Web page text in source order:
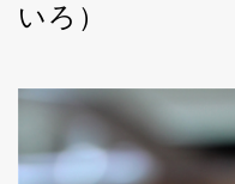
いろ）